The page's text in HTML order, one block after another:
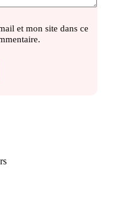
et mon site dans ce